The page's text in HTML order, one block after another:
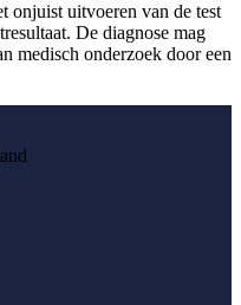
onjuist uitvoeren van de test
De diagnose mag
medisch onderzoek door een